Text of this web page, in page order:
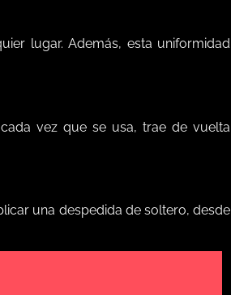
lugar. Además, esta uniformidad
vez que se usa, trae de vuelta
una despedida de soltero, desde